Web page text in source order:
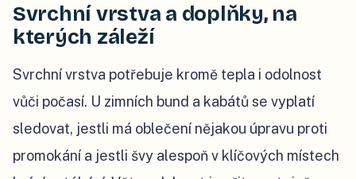
Svrchní vrstva a doplňky, na
kterých záleží
Svrchní vrstva potřebuje kromě tepla i odolnost
vůči počasí. U zimních bund a kabátů se vyplatí
sledovat, jestli má oblečení nějakou úpravu proti
promokání a jestli švy alespoň v klíčových místech